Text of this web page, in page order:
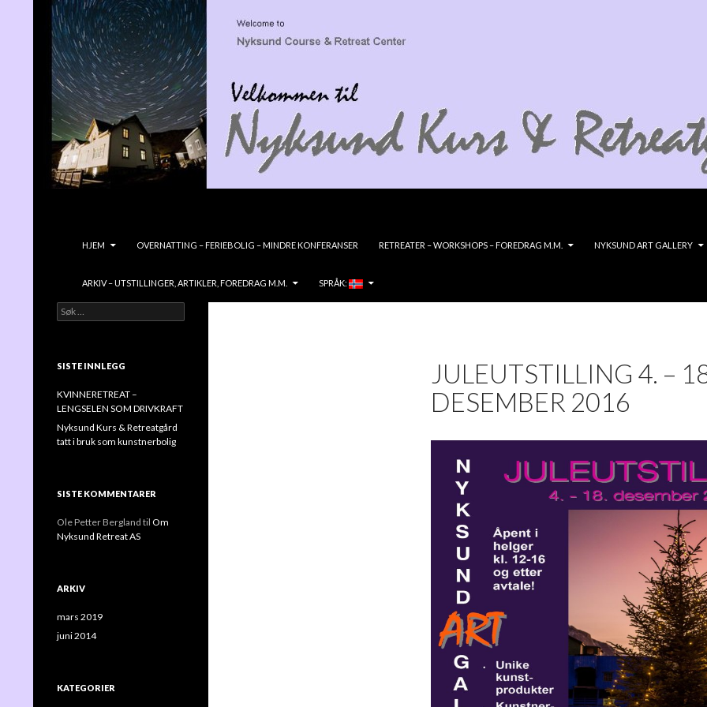
HJEM
OVERNATTING – FERIEBOLIG – MINDRE KONFERANSER RETREATER – WORKSHOPS – FOREDRAG M.M. NYKSUND ART GALLERY
ARKIV – UTSTILLINGER, ARTIKLER, FOREDRAG M.M. SPRÅK:
JULEUTSTILLING 4. –
DESEMBER 2016
Velkommen til NYKSUND KURS &
RETREATGÅRD- en vidunderlig liten
Søk
etter:
SISTE INNLEGG
KVINNERETREAT –
LENGSELEN SOM DRIVKRAFT
Nyksund Kurs & Retreatgård
tatt i bruk som kunstnerbolig
SISTE KOMMENTARER
Ole Petter Bergland til Om
Nyksund Retreat AS
ARKIV
mars 2019
juni 2014
KATEGORIER